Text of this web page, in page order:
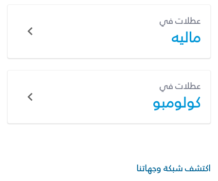
عطلات في
ماليه
عطلات في
كولومبو
اكتشف شبكة وجهاتنا